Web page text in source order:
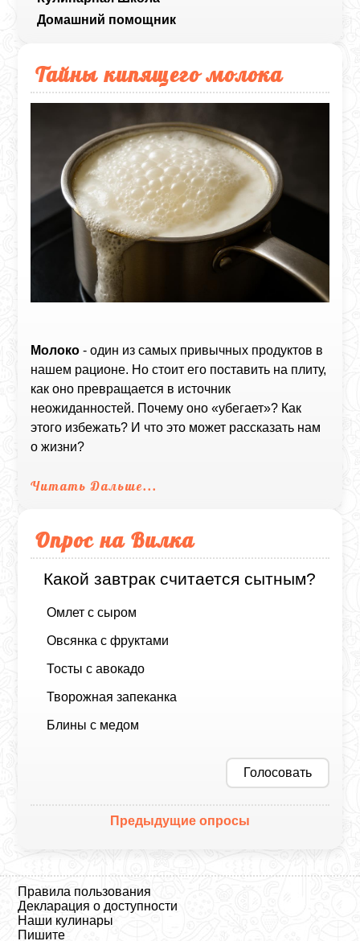
Домашний помощник
Тайны кипящего молока
Молоко - один из самых привычных продуктов в
нашем рационе. Но стоит его поставить на плиту,
как оно превращается в источник
неожиданностей. Почему оно «убегает»? Как
этого избежать? И что это может рассказать нам
о жизни?
Читать Дальше...
Опрос на Вилка
Какой завтрак считается сытным?
Омлет с сыром
Овсянка с фруктами
Тосты с авокадо
Творожная запеканка
Блины с медом
Голосовать
Предыдущие опросы
Правила пользования
Декларация о доступности
Наши кулинары
Пишите